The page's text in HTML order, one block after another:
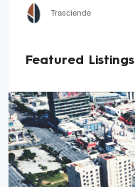
Trasciende
Featured Listings